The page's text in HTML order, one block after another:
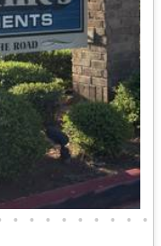
• • • • • • • • •